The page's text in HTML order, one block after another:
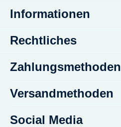
Informationen
Rechtliches
Zahlungsmethoden
Versandmethoden
Social Media